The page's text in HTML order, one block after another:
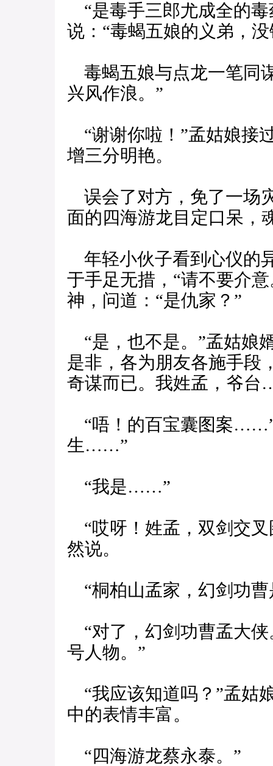
“是毒手三郎尤成全的毒
说：“毒蝎五娘的义弟，
毒蝎五娘与点龙一笔同
兴风作浪。”
“谢谢你啦！”孟姑娘接
增三分明艳。
误会了对方，免了一场
面的四海游龙目定口呆，
年轻小伙子看到心仪的
于手足无措，“请不要介
神，问道：“是仇家？”
“是，也不是。”孟姑娘
是非，各为朋友各施手段
奇谋而已。我姓孟，爷
“唔！的百宝囊图案……”
生……”
“我是……”
“哎呀！姓孟，双剑交叉
然说。
“桐柏山孟家，幻剑功曹
“对了，幻剑功曹孟大
号人物。”
“我应该知道吗？”孟姑
中的表情丰富。
“四海游龙蔡永泰。”